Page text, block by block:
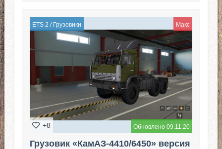
ETS 2 / Грузовики Макс
Обновлено 09.11.20
+8
Грузовик «КамАЗ-4410/6450» версия